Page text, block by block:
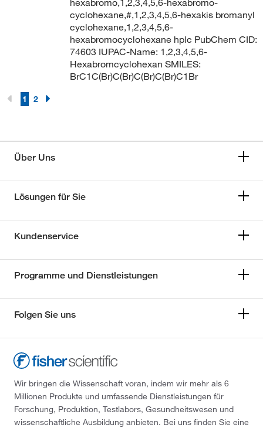
hexabromo,1,2,3,4,5,6-hexabromo-
cyclohexane,#,1,2,3,4,5,6-hexakis bromanyl
cyclohexane,1,2,3,4,5,6-
hexabromocyclohexane hplc PubChem CID:
74603 IUPAC-Name: 1,2,3,4,5,6-
Hexabromcyclohexan SMILES:
BrC1C(Br)C(Br)C(Br)C(Br)C1Br
1 2
Über Uns
Lösungen für Sie
Kundenservice
Programme und Dienstleistungen
Folgen Sie uns
Wir bringen die Wissenschaft voran, indem wir mehr als 6
Millionen Produkte und umfassende Dienstleistungen für
Forschung, Produktion, Testlabors, Gesundheitswesen und
wissenschaftliche Ausbildung anbieten. Bei uns finden Sie eine